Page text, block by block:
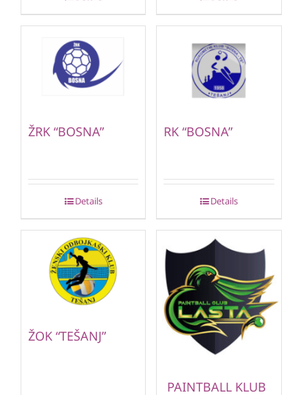
ŽRK “BOSNA”
Details
RK “BOSNA”
Details
ŽOK “TEŠANJ”
PAINTBALL KLUB